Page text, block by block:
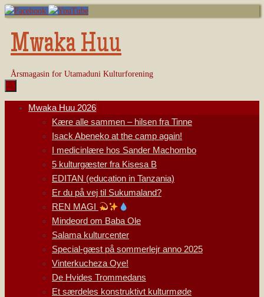
Skip
content
Mwaka Huu
Årsmagasin for Utamaduni Kulturforening
Mwaka Huu 2026
Kære alle sammen – hilsen fra Tinne
Isack Abeneko at the camp again!
I medicinlære hos Sander Machombo
5 kulturgæster fra Kisesa B
EDITAN (education in Tanzania)
Er du på vej til Sukumaland?
REN MAGI
Mindeord om Baba Ole
Salama kulturcenter
Special-gæst på sommerlejr anno 2025
Vinterkucheza Oye!
De Hvides Trommedans
Et særdeles konstruktivt kulturmøde